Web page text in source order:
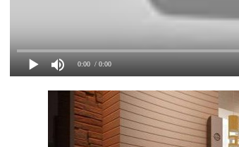
0:00 / 0:00